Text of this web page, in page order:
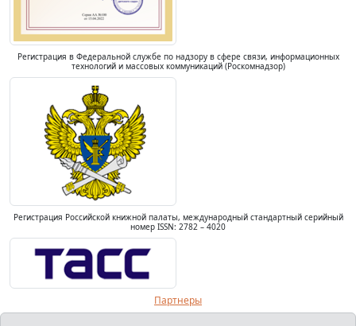
Регистрация в Федеральной службе по надзору в сфере связи, информационных
технологий и массовых коммуникаций (Роскомнадзор)
Регистрация Российской книжной палаты, международный стандартный серийный
номер ISSN: 2782 – 4020
Партнеры